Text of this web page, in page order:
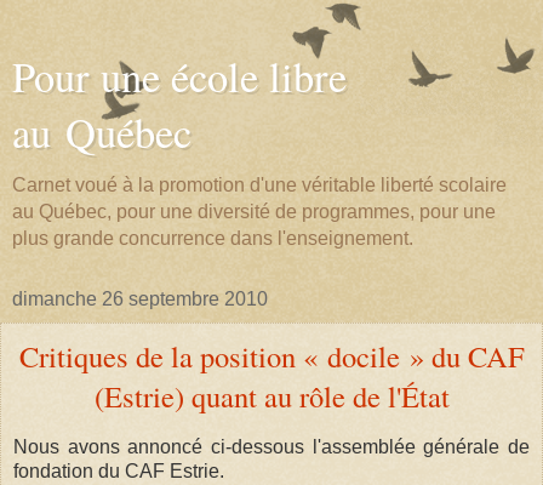
Pour une école libre
au Québec
Carnet voué à la promotion d'une véritable liberté scolaire
au Québec, pour une diversité de programmes, pour une
plus grande concurrence dans l'enseignement.
dimanche 26 septembre 2010
Critiques de la position « docile » du CAF
(Estrie) quant au rôle de l'État
Nous avons annoncé ci-dessous l'assemblée générale de
fondation du CAF Estrie.